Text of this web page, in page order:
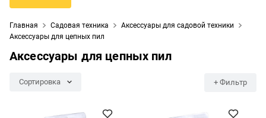
Главная Садовая техника
Аксессуары для садовой техники
Аксессуары для цепных пил
Аксессуары для цепных пил
Сортировка + Фильтр